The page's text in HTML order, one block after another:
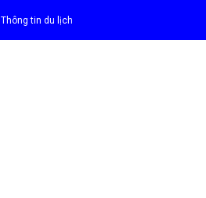
Thông tin du lịch